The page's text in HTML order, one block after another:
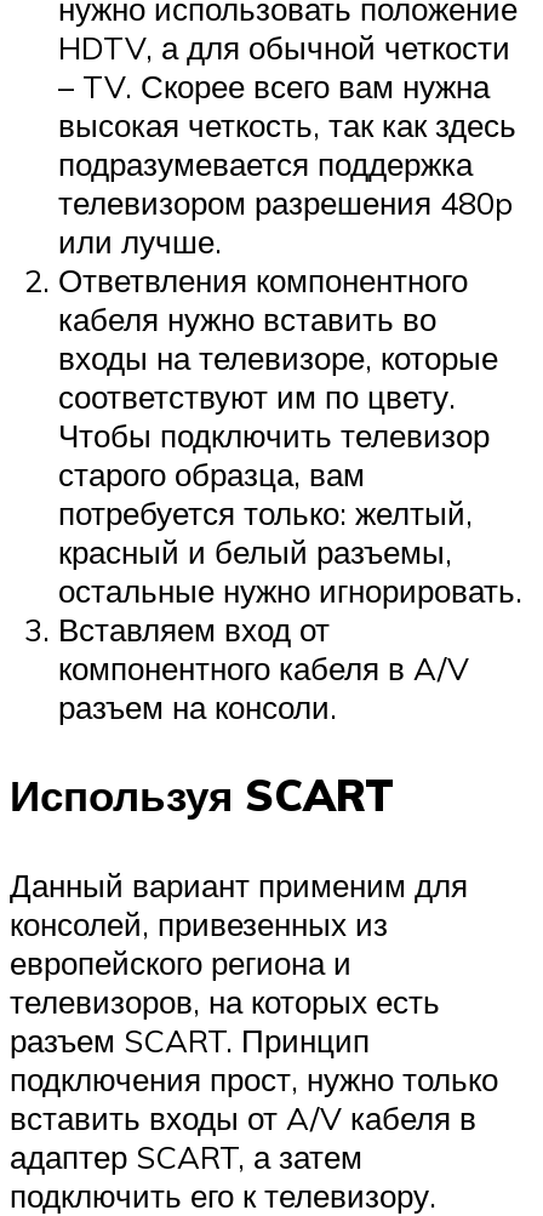
нужно использовать положение
HDTV, а для обычной четкости
– TV. Скорее всего вам нужна
высокая четкость, так как здесь
подразумевается поддержка
телевизором разрешения 480p
или лучше.
Ответвления компонентного
кабеля нужно вставить во
входы на телевизоре, которые
соответствуют им по цвету.
Чтобы подключить телевизор
старого образца, вам
потребуется только: желтый,
красный и белый разъемы,
остальные нужно игнорировать.
Вставляем вход от
компонентного кабеля в A/V
разъем на консоли.
Используя SCART
Данный вариант применим для
консолей, привезенных из
европейского региона и
телевизоров, на которых есть
разъем SCART. Принцип
подключения прост, нужно только
вставить входы от A/V кабеля в
адаптер SCART, а затем
подключить его к телевизору.